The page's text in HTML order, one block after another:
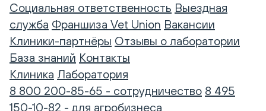
Социальная ответственность Выездная
служба Франшиза Vet Union Вакансии
Клиники-партнёры Отзывы о лаборатории
База знаний Контакты
Клиника Лаборатория
8 800 200-85-65 - сотрудничество 8 495
150-10-82 - для агробизнеса